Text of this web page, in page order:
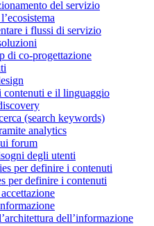
del servizio
i flussi di servizio
di co-progettazione
contenuti e il linguaggio
(search keywords)
analytics
forum
degli utenti
per definire i contenuti
per definire i contenuti
dell’informazione